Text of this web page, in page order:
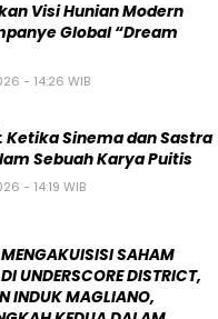
Visi Hunian Modern
Global “Dream
- 14:26 WIB
Ketika Sinema dan Sastra
Sebuah Karya Puitis
- 14:19 WIB
SAHAM
UNDERSCORE DISTRICT,
INDUK MAGLIANO,